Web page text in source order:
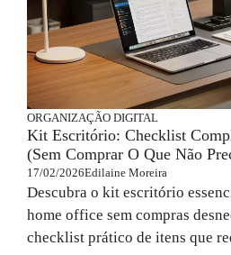
ORGANIZAÇÃO DIGITAL
Kit Escritório: Checklist
(Sem Comprar O Que Não
17/02/2026Edilaine Moreira
Descubra o kit escritório
home office sem compras
checklist prático de itens que